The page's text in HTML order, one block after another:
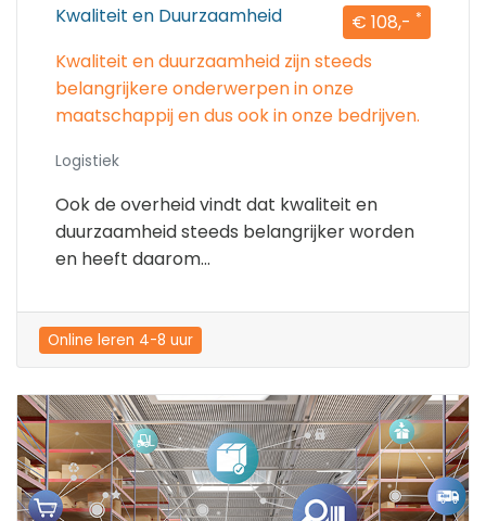
Kwaliteit en Duurzaamheid € 108,- *
Kwaliteit en duurzaamheid zijn steeds
belangrijkere onderwerpen in onze
maatschappij en dus ook in onze bedrijven.
Logistiek
Ook de overheid vindt dat kwaliteit en
duurzaamheid steeds belangrijker worden
en heeft daarom...
Online leren 4-8 uur